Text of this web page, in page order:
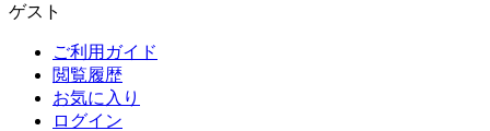
ゲスト
ご利用ガイド
閲覧履歴
お気に入り
ログイン